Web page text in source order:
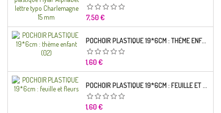
Prix
7,50 €
POCHOIR PLASTIQUE 19*6CM : THÈME ENFANT (02)
Prix
1,60 €
POCHOIR PLASTIQUE 19*6CM : FEUILLE ET FLEURS
Prix
1,60 €